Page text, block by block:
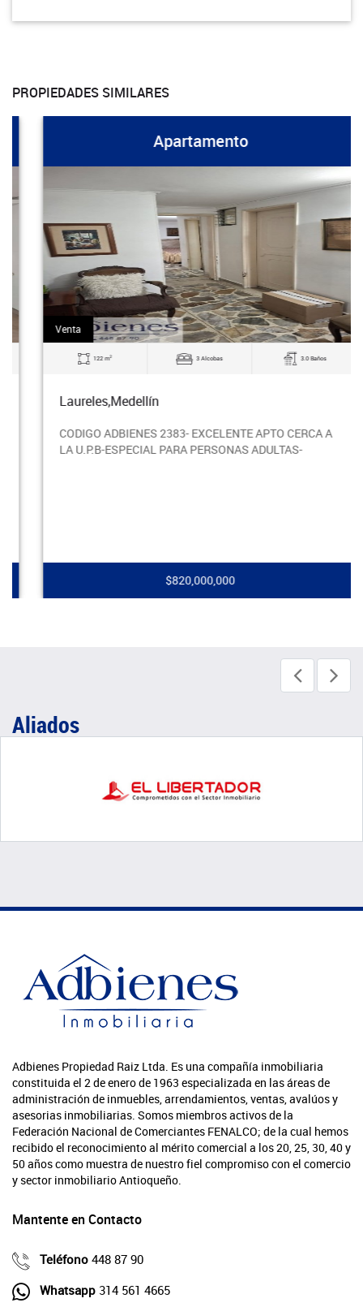
PROPIEDADES SIMILARES
Apartamento
Venta
122 m 3 Alcobas 3.0 Baños
Laureles,Medellín
CODIGO ADBIENES 2383- EXCELENTE APTO CERCA A
LA U.P.B-ESPECIAL PARA PERSONAS ADULTAS-
$820,000,000
Aliados
Adbienes Propiedad Raiz Ltda. Es una compañía inmobiliaria
constituida el 2 de enero de 1963 especializada en las áreas de
administración de inmuebles, arrendamientos, ventas, avalúos y
asesorias inmobiliarias. Somos miembros activos de la
Federación Nacional de Comerciantes FENALCO; de la cual hemos
recibido el reconocimiento al mérito comercial a los 20, 25, 30, 40 y
50 años como muestra de nuestro fiel compromiso con el comercio
y sector inmobiliario Antioqueño.
Mantente en Contacto
Teléfono 448 87 90
Whatsapp 314 561 4665